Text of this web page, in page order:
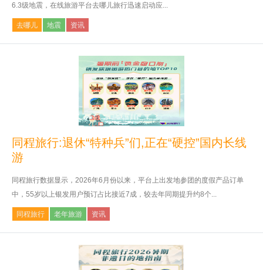
6.3级地震，在线旅游平台去哪儿旅行迅速启动应...
去哪儿 地震 资讯
同程旅行:退休“特种兵”们,正在“硬控”国内长线
游
同程旅行数据显示，2026年6月份以来，平台上出发地参团的度假产品订单
中，55岁以上银发用户预订占比接近7成，较去年同期提升约8个...
同程旅行 老年旅游 资讯